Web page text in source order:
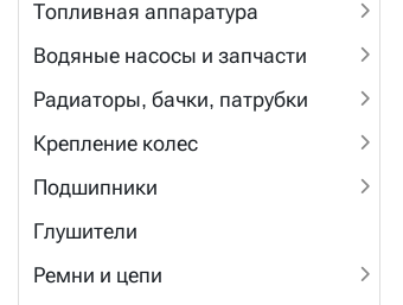
Топливная аппаратура
Водяные насосы и запчасти
Радиаторы, бачки, патрубки
Крепление колес
Подшипники
Глушители
Ремни и цепи